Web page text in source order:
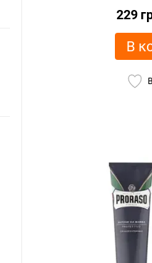
229
В